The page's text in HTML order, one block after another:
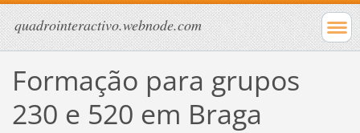
quadrointeractivo.webnode.com
Formação para grupos
230 e 520 em Braga